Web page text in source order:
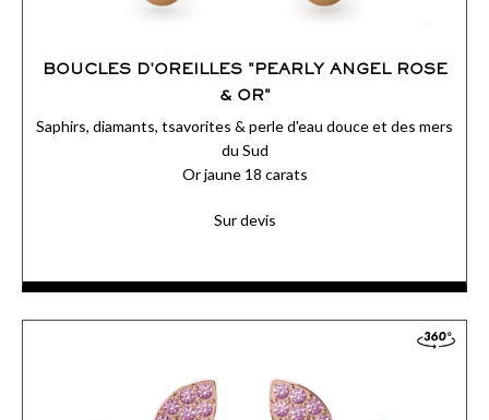
BOUCLES D'OREILLES "PEARLY ANGEL ROSE
& OR"
Saphirs, diamants, tsavorites & perle d'eau douce et des mers
du Sud
Or jaune 18 carats
Sur devis
Sur une tige en or jaune s’articulent des perles délicates et
teintes printanières.
COMMANDER